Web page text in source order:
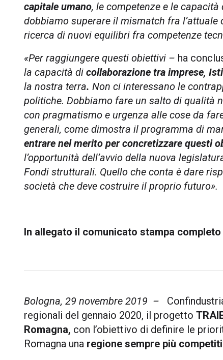
capitale umano, le competenze e le
dobbiamo superare il mismatch fra
ricerca di nuovi equilibri fra competenze
«Per raggiungere questi obiettivi – ha
la capacità di collaborazione tra imprese,
la nostra terra. Non ci interessano le
politiche. Dobbiamo fare un salto di qualità
con pragmatismo e urgenza alle cose da
generali, come dimostra il programma di
entrare nel merito per concretizzare questi
l’opportunità dell’avvio della nuova
Fondi strutturali. Quello che conta è dare
società che deve costruire il proprio futuro».
In allegato il comunicato stampa
Bologna, 29 novembre 2019 –
regionali del gennaio 2020, il progetto
Romagna, con l’obiettivo di definire le
Romagna una regione sempre più